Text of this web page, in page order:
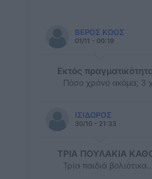
ΒΕΡΟΣ ΚΩΟΣ
01/11 - 00:19
Εκτός
Πόσο χρόνο ακόμα; 3
ΙΣΙΔΩΡΟΣ
30/10 - 21:33
ΤΡΙΑ ΠΟΥΛΑΚΙΑ
Τρία παιδιά βολιότικα...